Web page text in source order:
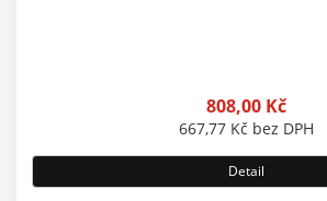
808,00 Kč
667,77 Kč bez DPH
Detail